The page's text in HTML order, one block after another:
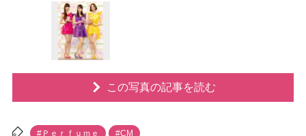
この写真の記事を読む
#Ｐｅｒｆｕｍｅ #CM